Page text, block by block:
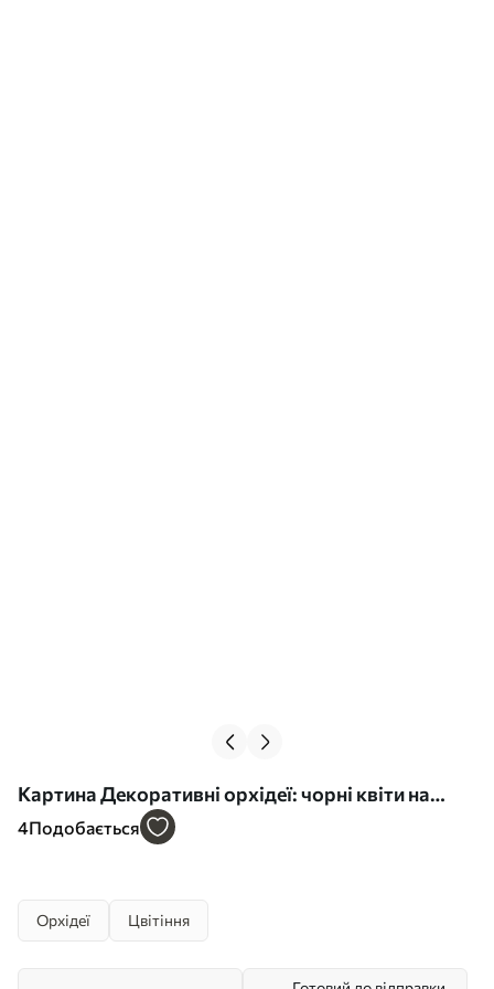
Картина Декоративні орхідеї: чорні квіти на
сірому тлі Арт. s45547
4Подобається
Орхідеї Цвітіння